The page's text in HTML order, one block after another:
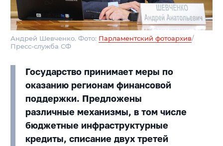
Андрей Шевченко. Фото: Парламентский фотоархив/
Пресс-служба СФ
Государство принимает меры по
оказанию регионам финансовой
поддержки. Предложены
различные механизмы, в том числе
бюджетные инфраструктурные
кредиты, списание двух третей